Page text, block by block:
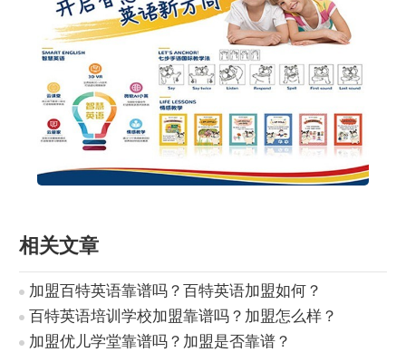
相关文章
加盟百特英语靠谱吗？百特英语加盟如何？
百特英语培训学校加盟靠谱吗？加盟怎么样？
加盟优儿学堂靠谱吗？加盟是否靠谱？